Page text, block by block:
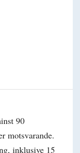
90
motsvarande.
inklusive 15